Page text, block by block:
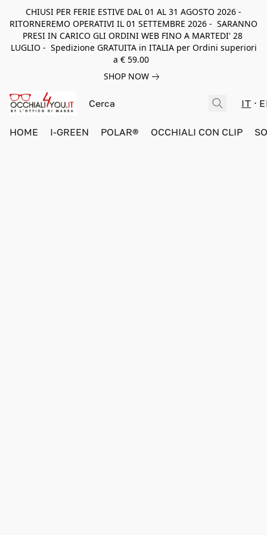
CHIUSI PER FERIE ESTIVE DAL 01 AL 31 AGOSTO 2026 -
RITORNEREMO OPERATIVI IL 01 SETTEMBRE 2026 - SARANNO
PRESI IN CARICO GLI ORDINI WEB FINO A MARTEDI' 28
LUGLIO - Spedizione GRATUITA in ITALIA per Ordini superiori
a € 59.00
SHOP NOW
IT
HOME I-GREEN POLAR® OCCHIALI CON CLIP